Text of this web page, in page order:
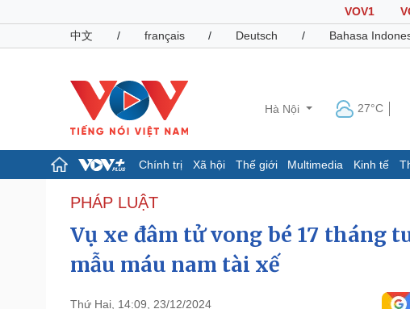
VOV1
中文
/ français / Deutsch / Bahasa
Hà Nội 27°C
Chính trị Xã hội Thế giới Multimedia Kinh tế
Chính trị
Tổ chức nhân sự
Quốc hội
Nhận diện sự thật
Dự báo thời tiết
Giáo dục
Dấu ấn VOV
PHÁP LUẬT
Vụ xe đâm tử vong bé 17 tháng
mẫu máu nam tài xế
Thứ Hai, 14:09, 23/12/2024